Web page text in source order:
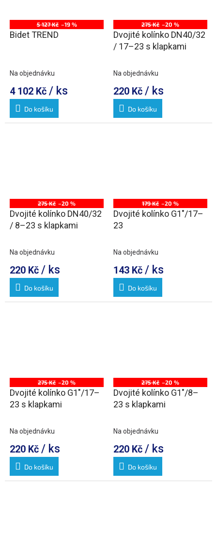
5 127 Kč –19 %
Bidet TREND
Na objednávku
4 102 Kč / ks
Do košíku
275 Kč –20 %
Dvojité kolínko DN40/32
/ 17–23 s klapkami
Na objednávku
220 Kč / ks
Do košíku
275 Kč –20 %
Dvojité kolínko DN40/32
/ 8–23 s klapkami
Na objednávku
220 Kč / ks
Do košíku
179 Kč –20 %
Dvojité kolínko G1"/17–
23
Na objednávku
143 Kč / ks
Do košíku
275 Kč –20 %
Dvojité kolínko G1"/17–
23 s klapkami
Na objednávku
220 Kč / ks
Do košíku
275 Kč –20 %
Dvojité kolínko G1"/8–
23 s klapkami
Na objednávku
220 Kč / ks
Do košíku